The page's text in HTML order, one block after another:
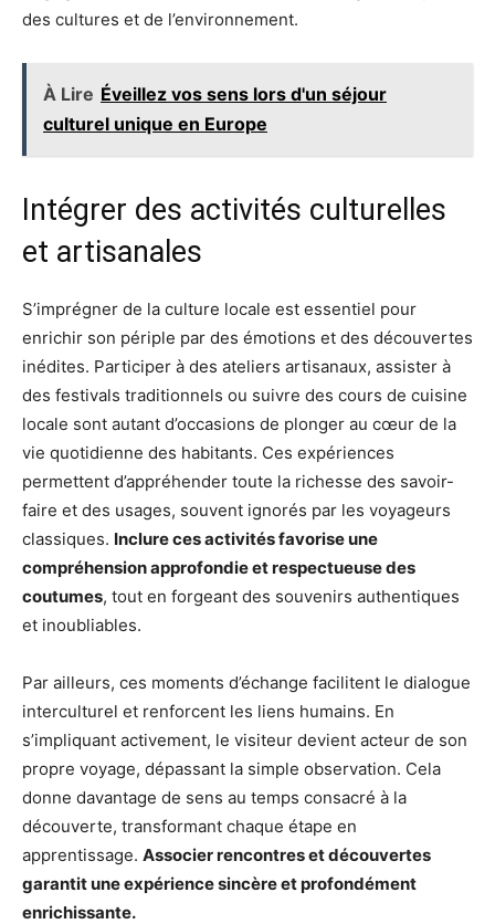
des cultures et de l’environnement.
À Lire Éveillez vos sens lors d'un séjour
culturel unique en Europe
Intégrer des activités culturelles
et artisanales
S’imprégner de la culture locale est essentiel pour
enrichir son périple par des émotions et des découvertes
inédites. Participer à des ateliers artisanaux, assister à
des festivals traditionnels ou suivre des cours de cuisine
locale sont autant d’occasions de plonger au cœur de la
vie quotidienne des habitants. Ces expériences
permettent d’appréhender toute la richesse des savoir-
faire et des usages, souvent ignorés par les voyageurs
classiques. Inclure ces activités favorise une
compréhension approfondie et respectueuse des
coutumes, tout en forgeant des souvenirs authentiques
et inoubliables.
Par ailleurs, ces moments d’échange facilitent le dialogue
interculturel et renforcent les liens humains. En
s’impliquant activement, le visiteur devient acteur de son
propre voyage, dépassant la simple observation. Cela
donne davantage de sens au temps consacré à la
découverte, transformant chaque étape en
apprentissage. Associer rencontres et découvertes
garantit une expérience sincère et profondément
enrichissante.